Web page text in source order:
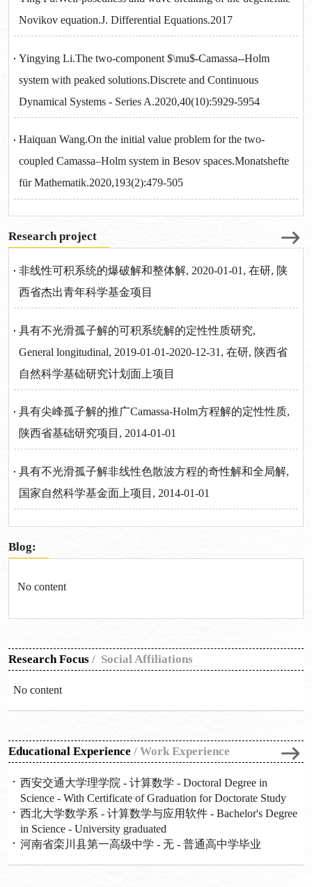
Novikov equation.J. Differential Equations.2017
Yingying Li.The two-component $\mu$-Camassa--Holm
system with peaked solutions.Discrete and Continuous
Dynamical Systems - Series A.2020,40(10):5929-5954
Haiquan Wang.On the initial value problem for the two-
coupled Camassa–Holm system in Besov spaces.Monatshefte
für Mathematik.2020,193(2):479-505
Research project
非线性可积系统的爆破解和整体解, 2020-01-01, 在研, 陕
西省杰出青年科学基金项目
具有不光滑孤子解的可积系统解的定性性质研究,
General longitudinal, 2019-01-01-2020-12-31, 在研, 陕西省
自然科学基础研究计划面上项目
具有尖峰孤子解的推广Camassa-Holm方程解的定性性质,
陕西省基础研究项目, 2014-01-01
具有不光滑孤子解非线性色散波方程的奇性解和全局解,
国家自然科学基金面上项目, 2014-01-01
Blog:
No content
Research Focus/ Social Affiliations
No content
Educational Experience / Work Experience
西安交通大学理学院 - 计算数学 - Doctoral Degree in
Science - With Certificate of Graduation for Doctorate Study
西北大学数学系 - 计算数学与应用软件 - Bachelor's Degree
in Science - University graduated
河南省栾川县第一高级中学 - 无 - 普通高中学毕业